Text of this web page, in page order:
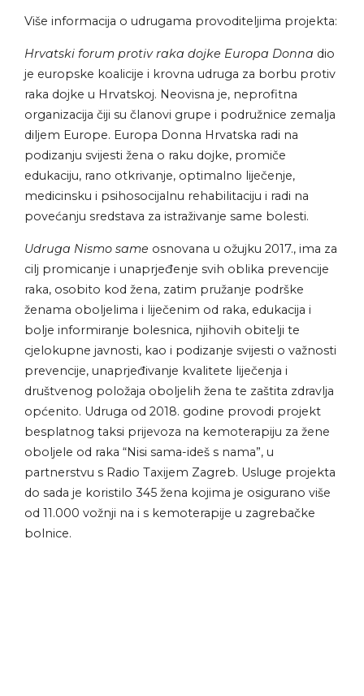
Više informacija o udrugama provoditeljima projekta:
Hrvatski forum protiv raka dojke Europa Donna dio
je europske koalicije i krovna udruga za borbu protiv
raka dojke u Hrvatskoj. Neovisna je, neprofitna
organizacija čiji su članovi grupe i podružnice zemalja
diljem Europe. Europa Donna Hrvatska radi na
podizanju svijesti žena o raku dojke, promiče
edukaciju, rano otkrivanje, optimalno liječenje,
medicinsku i psihosocijalnu rehabilitaciju i radi na
povećanju sredstava za istraživanje same bolesti.
Udruga Nismo same osnovana u ožujku 2017., ima za
cilj promicanje i unaprjeđenje svih oblika prevencije
raka, osobito kod žena, zatim pružanje podrške
ženama oboljelima i liječenim od raka, edukacija i
bolje informiranje bolesnica, njihovih obitelji te
cjelokupne javnosti, kao i podizanje svijesti o važnosti
prevencije, unaprjeđivanje kvalitete liječenja i
društvenog položaja oboljelih žena te zaštita zdravlja
općenito. Udruga od 2018. godine provodi projekt
besplatnog taksi prijevoza na kemoterapiju za žene
oboljele od raka “Nisi sama-ideš s nama”, u
partnerstvu s Radio Taxijem Zagreb. Usluge projekta
do sada je koristilo 345 žena kojima je osigurano više
od 11.000 vožnji na i s kemoterapije u zagrebačke
bolnice.